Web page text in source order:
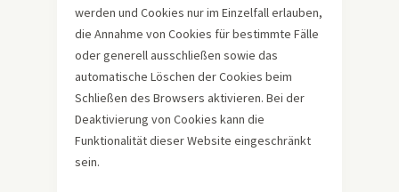
werden und Cookies nur im Einzelfall erlauben,
die Annahme von Cookies für bestimmte Fälle
oder generell ausschließen sowie das
automatische Löschen der Cookies beim
Schließen des Browsers aktivieren. Bei der
Deaktivierung von Cookies kann die
Funktionalität dieser Website eingeschränkt
sein.